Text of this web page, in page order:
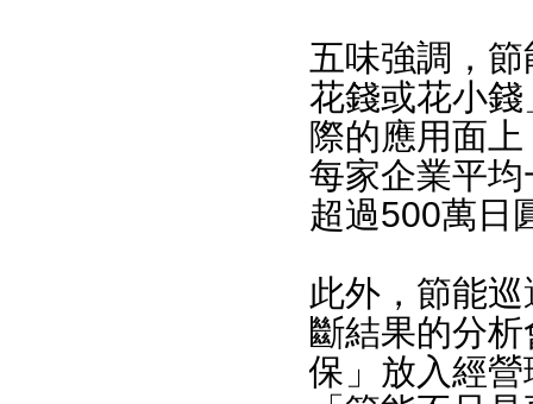
五味強調，
花錢或花小
際的應用面
每家企業平
超過500萬日
此外，節能
斷結果的分
保」放入經